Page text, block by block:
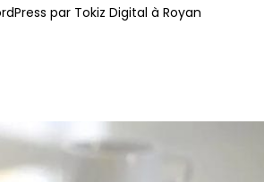
par Tokiz Digital à Royan